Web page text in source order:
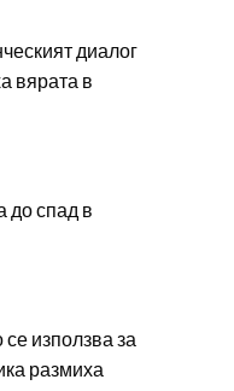
диалог
вярата в
до спад в
използва за
размиха